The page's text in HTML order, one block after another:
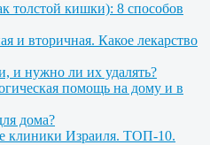
толстой кишки): 8 способов
и вторичная. Какое лекарство
и нужно ли их удалять?
помощь на дому и в
дома?
клиники Израиля. ТОП-10.